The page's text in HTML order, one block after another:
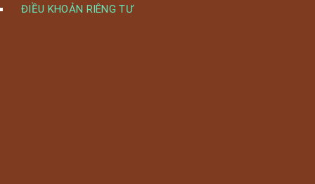
ĐIỀU KHOẢN RIÊNG TƯ